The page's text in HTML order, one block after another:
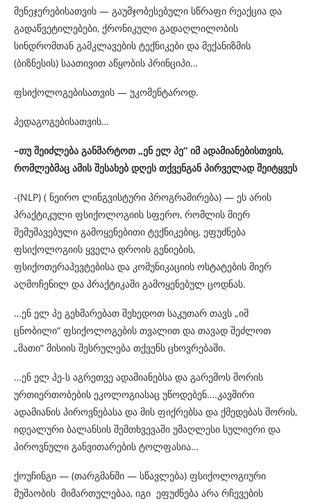
მენეჯერებისათვის — გაუმჯობესებული სწრაფი რეაქცია და
გადაწვეტილებები, ქრონიკული გადაღლილობის
სინდრომთან გამკლავების ტექნიკები და მექანიზმის
(ბიზნესის) საათივით აწყობის პრინციპი…
ფსიქოლოგებისათვის — უკომენტაროდ.
პედაგოგებისათვის…
–თუ შეიძლება განმარტოთ „ენ ელ პე“ იმ ადამიანებისთვის,
რომლებმაც ამის შესახებ დღეს თქვენგან პირველად შეიტყვეს
-(NLP) ( ნეირო ლინგვისტური პროგრამირება) — ეს არის
პრაქტიკული ფსიქოლოგიის სფერო, რომლის მიერ
შემუშავებული გამოყენებითი ტექნიკებიც, ეფუძნება
ფსიქოლოგიის ყველა დროის გენიების,
ფსიქოთერაპევტებისა და კომუნიკაციის ოსტატების მიერ
აღმოჩენილ და პრაქტიკაში გამოყენებულ ცოდნას.
…ენ ელ პე გეხმარებათ შეხედოთ საკუთარ თავს „იმ
ცნობილი“ ფსიქოლოგების თვალით და თავად შეძლოთ
„მათი“ მისიის შესრულება თქვენს ცხოვრებაში.
…ენ ელ პე-ს აგრეთვე ადამიანებსა და გარემოს შორის
ურთიერთობების ეკოლოგიასაც უწოდებენ….კავშირი
ადამიანის პიროვნებასა და მის ფიქრებსა და ქმედებას შორის,
იდეალური ბალანსის შემთხვევაში უმაღლესი სულიერი და
პიროვნული განვითარების ტოლფასია…
ქოუჩინგი — (თარგმანში — სწავლება) ფსიქოლოგიური
მუშაობის მიმართულებაა, იგი ეფუძნება არა რჩევების